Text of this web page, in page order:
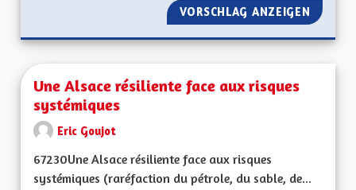
VORSCHLAG ANZEIGEN POUR
Une Alsace résiliente face aux risques
systémiques
Eric Goujot
67230Une Alsace résiliente face aux risques
systémiques (raréfaction du pétrole, du sable, de...